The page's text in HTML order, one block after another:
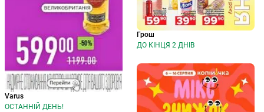
Varus
ОСТАННІЙ ДЕНЬ!
Грош
ДО КІНЦЯ 2 ДНІВ